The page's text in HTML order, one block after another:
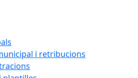
i retribucions